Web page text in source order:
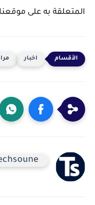
المتعلقة به على
اخبار